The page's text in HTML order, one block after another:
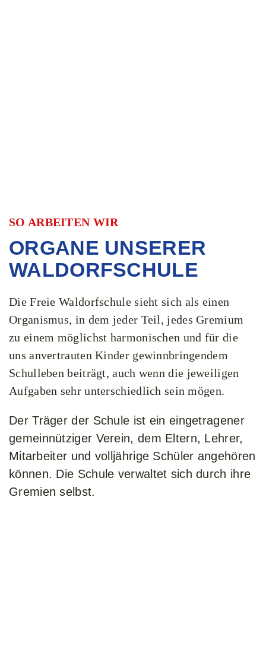
SO ARBEITEN WIR
ORGANE UNSERER
WALDORFSCHULE
Die Freie Waldorfschule sieht sich als einen
Organismus, in dem jeder Teil, jedes Gremium
zu einem möglichst harmonischen und für die
uns anvertrauten Kinder gewinnbringendem
Schulleben beiträgt, auch wenn die jeweiligen
Aufgaben sehr unterschiedlich sein mögen.
Der Träger der Schule ist ein eingetragener
gemeinnütziger Verein, dem Eltern, Lehrer,
Mitarbeiter und volljährige Schüler angehören
können. Die Schule verwaltet sich durch ihre
Gremien selbst.